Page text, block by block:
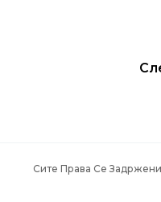
Сите Права Се